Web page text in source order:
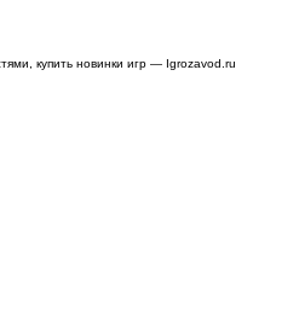
купить новинки игр — Igrozavod.ru